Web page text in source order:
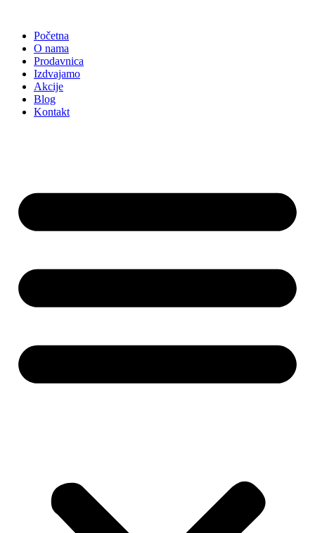
sadržajPočetna
O nama
Prodavnica
Izdvajamo
Akcije
Blog
Kontakt